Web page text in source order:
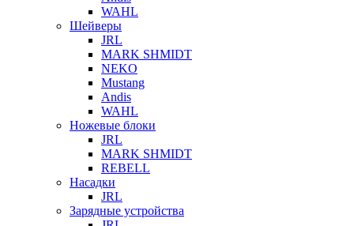
WAHL
Шейверы
JRL
MARK SHMIDT
NEKO
Mustang
Andis
WAHL
Ножевые блоки
JRL
MARK SHMIDT
REBELL
Насадки
JRL
Зарядные устройства